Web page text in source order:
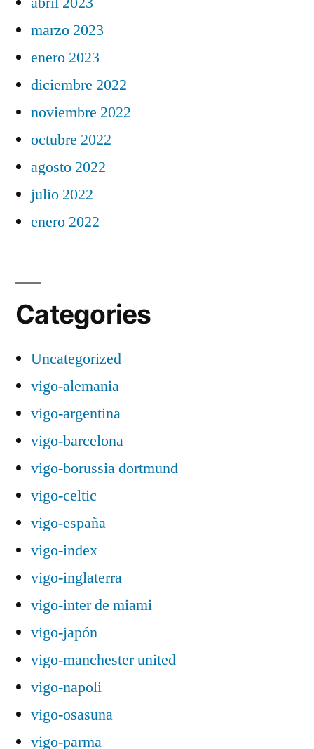
marzo 2023
enero 2023
diciembre 2022
noviembre 2022
octubre 2022
agosto 2022
julio 2022
enero 2022
Categories
Uncategorized
vigo-alemania
vigo-argentina
vigo-barcelona
vigo-borussia dortmund
vigo-celtic
vigo-españa
vigo-index
vigo-inglaterra
vigo-inter de miami
vigo-japón
vigo-manchester united
vigo-napoli
vigo-osasuna
vigo-parma